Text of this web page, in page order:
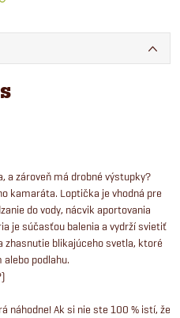
a zároveň má drobné výstupky?
kamaráta. Loptička je vhodná pre
do vody, nácvik aportovania
je súčasťou balenia a vydrží svietiť
zhasnutie blikajúceho svetla, ktoré
podlahu.
náhodne! Ak si nie ste 100 % istí, že